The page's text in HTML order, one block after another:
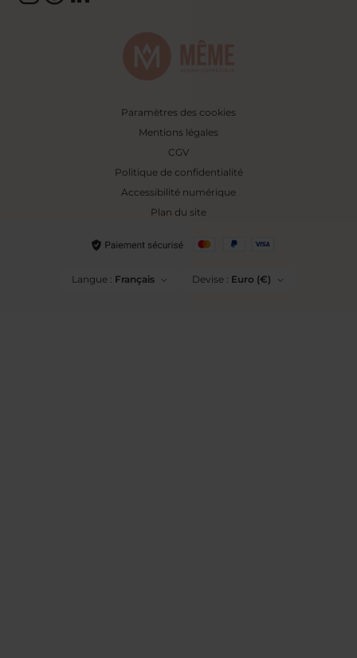
Paramètres des cookies
Mentions légales
CGV
Politique de confidentialité
Accessibilité numérique
Plan du site
Langue : Français Devise : Euro (€)